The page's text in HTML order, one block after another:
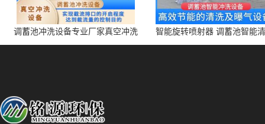
调蓄池冲洗设备专业厂家真空冲洗
装置厂家青岛铭源环保减少堵塞设
智能旋转喷射器 调蓄池智能
点对点面对面旋转清洗